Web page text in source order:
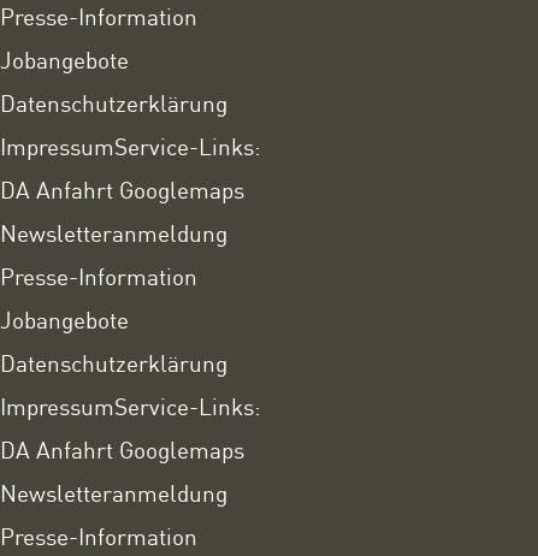
Presse-Information
Jobangebote
Datenschutzerklärung
ImpressumService-Links:
DA Anfahrt Googlemaps
Newsletteranmeldung
Presse-Information
Jobangebote
Datenschutzerklärung
ImpressumService-Links:
DA Anfahrt Googlemaps
Newsletteranmeldung
Presse-Information